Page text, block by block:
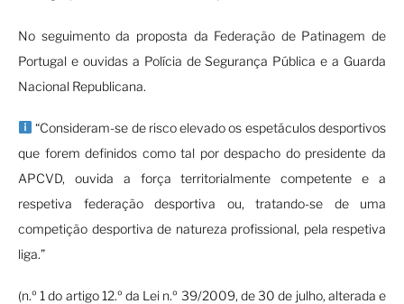
No seguimento da proposta da Federação de Patinagem de
Portugal e ouvidas a Polícia de Segurança Pública e a Guarda
Nacional Republicana.
“Consideram-se de risco elevado os espetáculos desportivos
que forem definidos como tal por despacho do presidente da
APCVD, ouvida a força territorialmente competente e a
respetiva federação desportiva ou, tratando-se de uma
competição desportiva de natureza profissional, pela respetiva
liga.”
(n.º 1 do artigo 12.º da Lei n.º 39/2009, de 30 de julho, alterada e